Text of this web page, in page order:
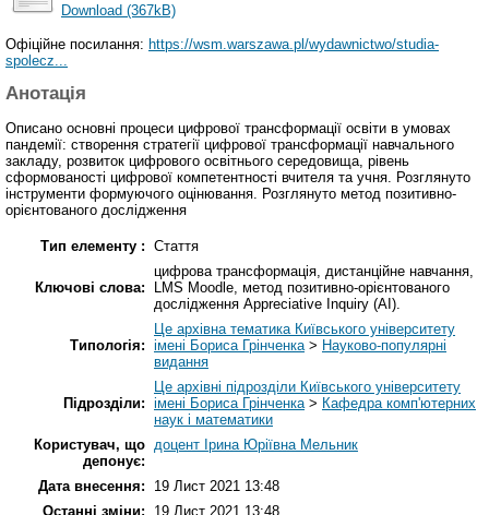
Download (367kB)
Офіційне посилання: https://wsm.warszawa.pl/wydawnictwo/studia-
spolecz...
Анотація
Описано основні процеси цифрової трансформації освіти в умовах
пандемії: створення стратегії цифрової трансформації навчального
закладу, розвиток цифрового освітнього середовища, рівень
сформованості цифрової компетентності вчителя та учня. Розглянуто
інструменти формуючого оцінювання. Розглянуто метод позитивно-
орієнтованого дослідження
Тип елементу : Стаття
Ключові слова:
цифрова трансформація, дистанційне навчання,
LMS Moodle, метод позитивно-орієнтованого
дослідження Appreciative Inquiry (AI).
Типологія:
Це архівна тематика Київського університету
імені Бориса Грінченка> Науково-популярні
видання
Підрозділи:
Це архівні підрозділи Київського університету
імені Бориса Грінченка> Кафедра комп'ютерних
наук і математики
Користувач, що
депонує:
доцент Ірина Юріївна Мельник
Дата внесення:
19 Лист 2021 13:48
Останні зміни:
19 Лист 2021 13:48